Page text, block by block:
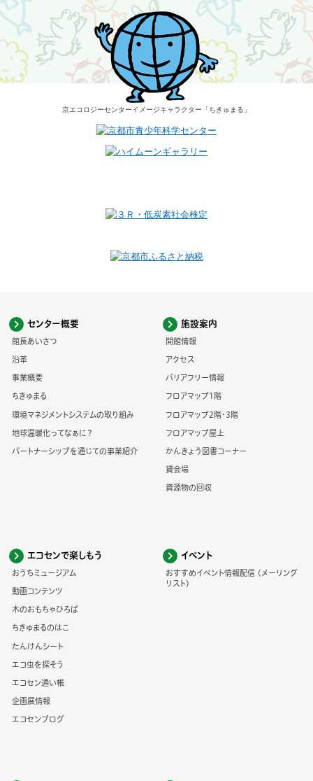
京エコロジーセンターイメージキャラクター 「ちきゅまる」
センター概要
館長あいさつ
沿革
事業概要
ちきゅまる
環境マネジメントシステムの取り組み
地球温暖化ってなぁに？
パートナーシップを通じての事業紹介
施設案内
開館情報
アクセス
バリアフリー情報
フロアマップ1階
フロアマップ2階・3階
フロアマップ屋上
かんきょう図書コーナー
貸会場
資源物の回収
エコセンで楽しもう
おうちミュージアム
動画コンテンツ
木のおもちゃひろば
ちきゅまるのはこ
たんけんシート
エコ虫を探そう
エコセン通い帳
企画展情報
エコセンブログ
イベント
おすすめイベント情報配信 (メーリング
リスト)